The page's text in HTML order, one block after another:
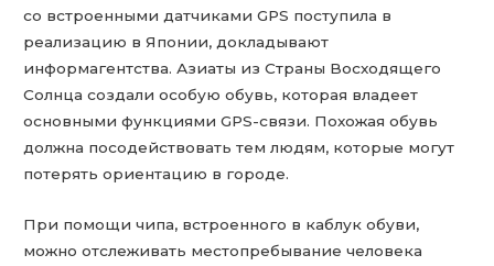
со встроенными датчиками GPS поступила в
реализацию в Японии, докладывают
информагентства. Азиаты из Страны Восходящего
Солнца создали особую обувь, которая владеет
основными функциями GPS-связи. Похожая обувь
должна посодействовать тем людям, которые могут
потерять ориентацию в городе.
При помощи чипа, встроенного в каблук обуви,
можно отслеживать местопребывание человека